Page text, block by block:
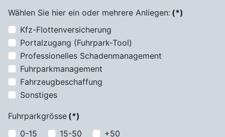
Wählen Sie hier ein oder mehrere Anliegen: (*)
Kfz-Flottenversicherung
Portalzugang (Fuhrpark-Tool)
Professionelles Schadenmanagement
Fuhrparkmanagement
Fahrzeugbeschaffung
Sonstiges
Fuhrparkgrösse (*)
0-15
15-50 +50